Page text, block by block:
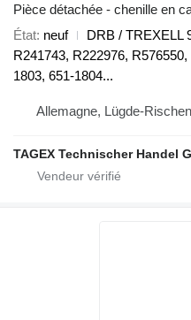
Pièce détachée - chenille en
État neuf
DRB / TREXELL
R241743, R222976,
1803, 651-1804...
Allemagne, Lügde-
TAGEX Technischer Handel